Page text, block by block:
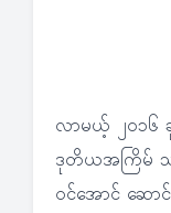
လာမယ့် ၂၀၁၆ ခု
ဒုတိယအကြိမ် သ
ဝင်အောင် ဆော